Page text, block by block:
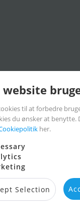
Sejlerlinks
til at forbedre
du ønsker at benytte.
her.
Selection